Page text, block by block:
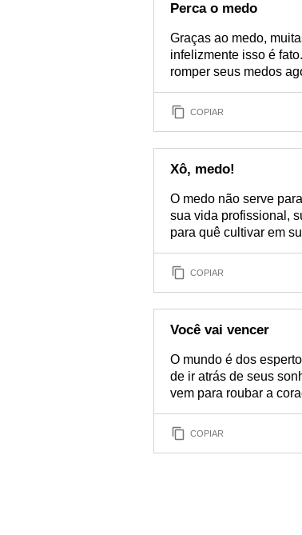
Perca o medo
Graças ao medo,
infelizmente isso é
romper seus medos
COPIAR
Xô, medo!
O medo não serve
sua vida profissional,
para quê cultivar em
COPIAR
Você vai vencer
O mundo é dos
de ir atrás de seus
vem para roubar a
COPIAR